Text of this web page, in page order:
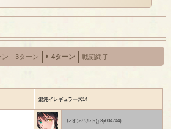
ン 3ターン 4ターン 戦闘終了
混沌イレギュラーズ14
レオンハルト(p3p004744)